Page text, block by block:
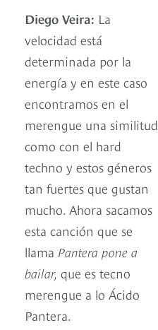
Diego Veira: La
velocidad está
determinada por la
energía y en este caso
encontramos en el
merengue una similitud
como con el hard
techno y estos géneros
tan fuertes que gustan
mucho. Ahora sacamos
esta canción que se
llama Pantera pone a
bailar, que es tecno
merengue a lo Ácido
Pantera.